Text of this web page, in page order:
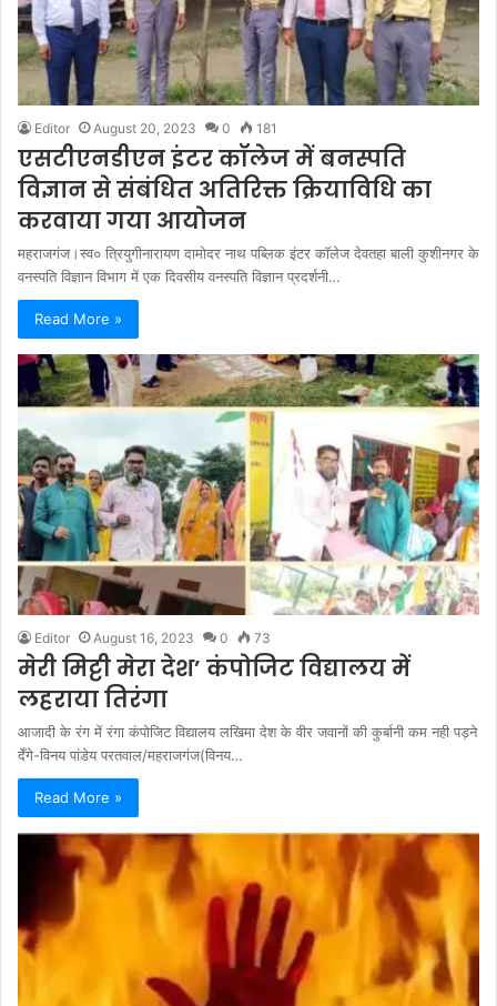
Editor August 20, 2023 0 181
एसटीएनडीएन इंटर कॉलेज में बनस्पति
विज्ञान से संबंधित अतिरिक्त क्रियाविधि का
करवाया गया आयोजन
महराजगंज।स्व० त्रियुगीनारायण दामोदर नाथ पब्लिक इंटर कॉलेज देवतहा बाली कुशीनगर के
वनस्पति विज्ञान विभाग में एक दिवसीय वनस्पति विज्ञान प्रदर्शनी…
Read More »
Editor August 16, 2023 0 73
मेरी मिट्टी मेरा देश’ कंपोजिट विद्यालय में
लहराया तिरंगा
आजादी के रंग में रंगा कंपोजिट विद्यालय लखिमा देश के वीर जवानों की कुर्बानी कम नही पड़ने
देँगे-विनय पांडेय परतवाल/महराजगंज(विनय…
Read More »